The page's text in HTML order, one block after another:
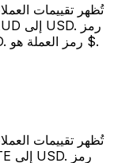
تُظهر تقييمات
العملة لـ عملات الدولار الأسترالية هو AUD. رمز العملة هو $.
تُظهر تقييمات